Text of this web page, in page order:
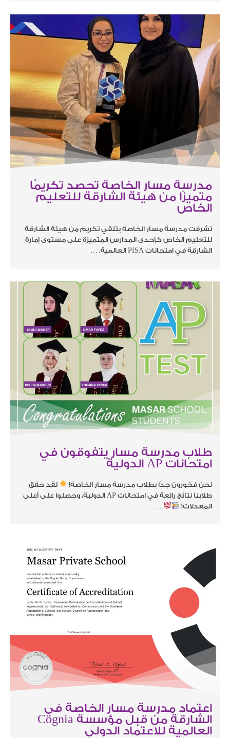
مدرسة مسار الخاصة تحصد تكريمًا
متميزًا من هيئة الشارقة للتعليم
الخاص
تشرفت مدرسة مسار الخاصة بتلقي تكريم من هيئة الشارقة
للتعليم الخاص كإحدى المدارس المتميزة على مستوى إمارة
الشارقة في امتحانات PISA العالمية. …
طلاب مدرسة مسار يتفوقون في
امتحانات AP الدولية
نحن فخورون جدًا بطلاب مدرسة مسار الخاصة!
لقد حقق
طلابنا نتائج رائعة في امتحانات AP الدولية، وحصلوا على أعلى
المعدلات!
اعتماد مدرسة مسار الخاصة في
الشارقة من قبل مؤسسة Cognia
العالمية للاعتماد الدولي